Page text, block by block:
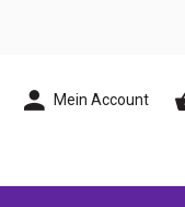
Mein Account